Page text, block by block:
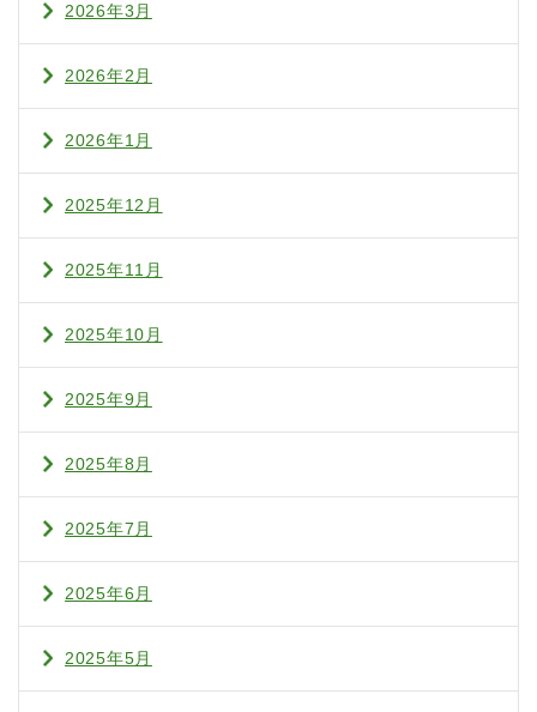
2026年3月
2026年2月
2026年1月
2025年12月
2025年11月
2025年10月
2025年9月
2025年8月
2025年7月
2025年6月
2025年5月